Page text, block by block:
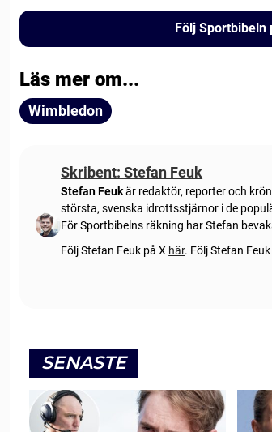
Följ Sportbibeln
Läs mer om...
Wimbledon
Skribent: Stefan Feuk
Stefan Feukär redaktör, reporter och
största, svenska idrottsstjärnor i de
För Sportbibelns räkning har Stefan
Följ Stefan Feuk på X här. Följ Stefan
SENASTE